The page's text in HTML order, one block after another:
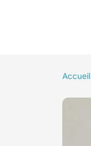
Accueil